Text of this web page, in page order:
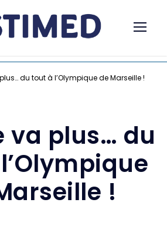
du tout à l’Olympique de Marseille !
va plus… du
!